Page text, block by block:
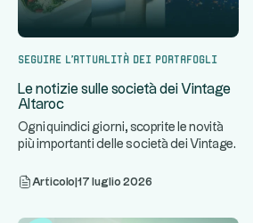
Seguire l'attualità dei portafogli
Le notizie sulle società dei Vintage
Altaroc
Ogni quindici giorni, scoprite le novità
più importanti delle società dei Vintage
Articolo 17 luglio 2026